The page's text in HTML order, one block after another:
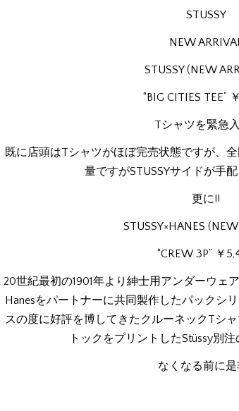
STUSSY
NEW
STUSSY (NEW
“BIG CITIES TEE”
Tシャツを緊急
既に店頭はTシャツがほぼ完売状態ですが、
量ですがSTUSSYサイドが手
更に!!
STUSSY×HANES
“CREW 3P” ￥
20世紀最初の1901年より紳士用アンダーウェ
Hanesをパートナーに共同製作したパックシ
スの度に好評を博してきたクルーネックTシ
トックをプリントしたStüssy別注
なくなる前に是